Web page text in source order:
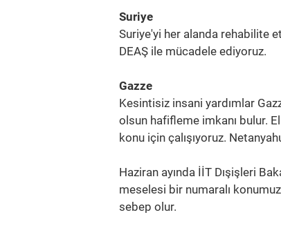
Suriye
Suriye'yi her alanda rehabilite
DEAŞ ile mücadele ediyoruz.
Gazze
Kesintisiz insani yardımlar
olsun hafifleme imkanı bulur.
konu için çalışıyoruz.
Haziran ayında İİT Dışişleri
meselesi bir numaralı
sebep olur.